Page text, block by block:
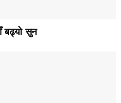
बढ्यो सुन